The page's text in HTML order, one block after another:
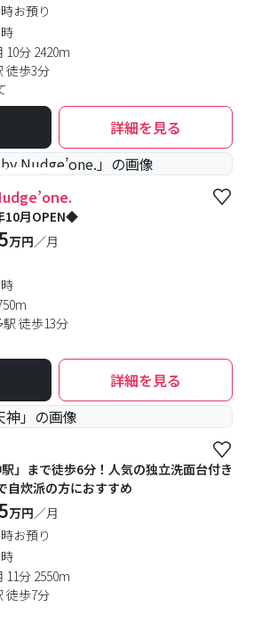
お預り
分 2420m
徒歩3分
詳細を見る
#空室待ち
10月OPEN◆
万円／月
徒歩13分
詳細を見る
」まで徒歩6分！人気の独立洗面台付き
自炊派の方におすすめ
万円／月
お預り
分 2550m
徒歩7分